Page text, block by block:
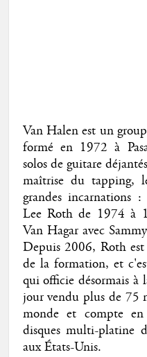
Van Halen est un
formé en 1972 à
solos de guitare
maîtrise du tapping,
grandes incarnations
Lee Roth de 1974 à
Van Hagar avec
Depuis 2006, Roth
de la formation, et
qui officie désormais à
jour vendu plus de 75
monde et compte
disques multi-platine
aux États-Unis.